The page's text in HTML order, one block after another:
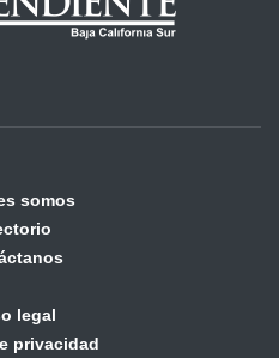
somos
legal
privacidad